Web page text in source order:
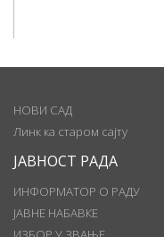
НОВИ САД
Линк ка старом сајту
ЈАВНОСТ РАДА
ИНФОРМАТОР О РАДУ
ЈАВНЕ НАБАВКЕ